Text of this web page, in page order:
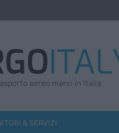
aereo merci in Italia
& SERVIZI